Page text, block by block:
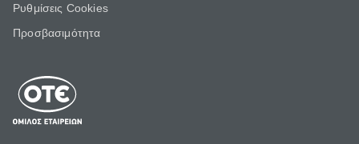
Ρυθμίσεις Cookies
Προσβασιμότητα